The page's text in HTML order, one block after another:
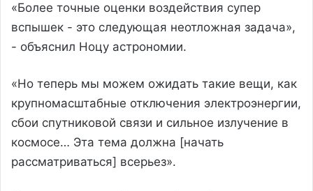
«Более точные оценки воздействия супер
вспышек - это следующая неотложная задача»,
- объяснил Ноцу астрономии.
«Но теперь мы можем ожидать такие вещи, как
крупномасштабные отключения электроэнергии,
сбои спутниковой связи и сильное излучение в
космосе… Эта тема должна [начать
рассматриваться] всерьез».